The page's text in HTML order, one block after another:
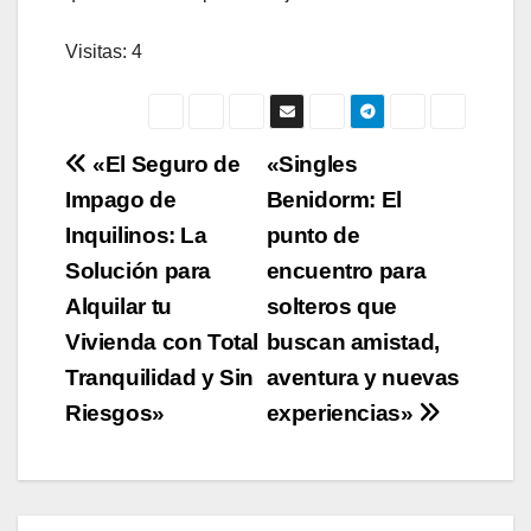
Visitas: 4
Navegación
de
entradas
«Singles
Benidorm: El
punto de
encuentro para
solteros que
buscan amistad,
aventura y nuevas
experiencias»
«El Seguro de
Impago de
Inquilinos: La
Solución para
Alquilar tu
Vivienda con Total
Tranquilidad y Sin
Riesgos»